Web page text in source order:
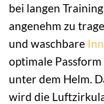
bei langen
angenehm zu
und waschbare
optimale
unter dem Helm.
wird die